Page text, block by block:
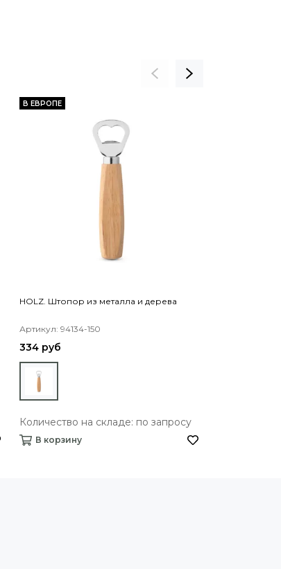
В ЕВРОПЕ
HOLZ. Штопор из металла и дерева
Артикул: 94134-150
334 руб
Количество на складе: по запросу
В корзину